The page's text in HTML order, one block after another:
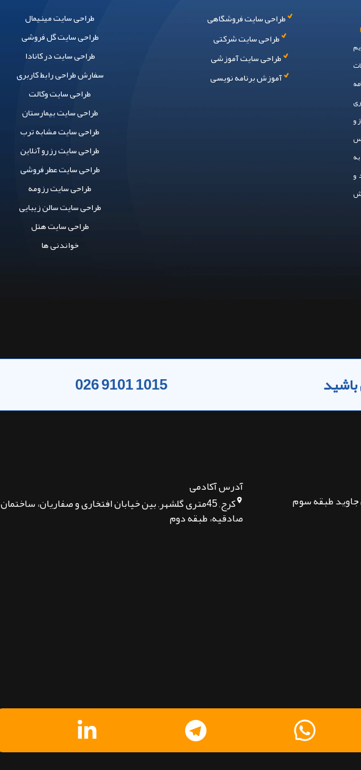
و
44148 تاسیس
و
طراحی سایت فروشگاهی
طراحی سایت شرکتی
طراحی سایت آموزشی
آموزش برنامه نویسی
طراحی سایت مینیمال
طراحی سایت گل فروشی
طراحی سایت در کانادا
سفارش طراحی رابط کاربری
طراحی سایت وکالت
طراحی سایت بیمارستان
طراحی سایت مشابه ترب
طراحی سایت رزرو آنلاین
طراحی سایت عطر فروشی
طراحی سایت رزومه
طراحی سایت سالن زیبایی
طراحی سایت هتل
خواندنی ها
026 9101 1015
جاوید طبقه سوم
آدرس آکادمی
کرج, 45متری گلشهر, بین خیابان افتخاری و صفاریان، ساختمان
صادقیه، طبقه دوم